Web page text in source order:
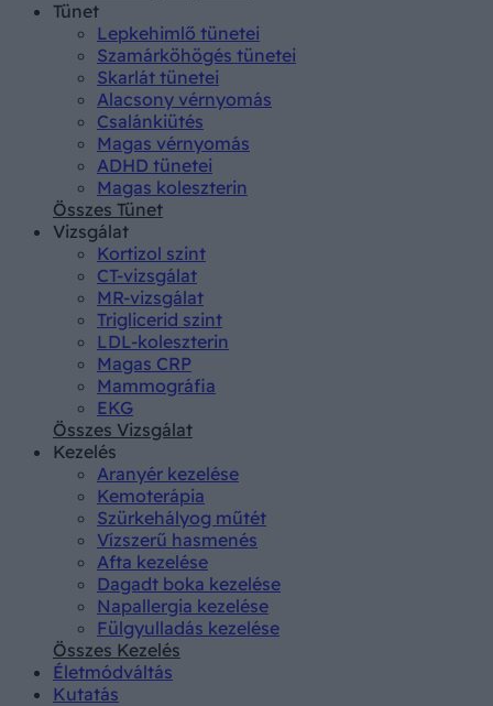
Tünet
Lepkehimlő tünetei
Szamárköhögés tünetei
Skarlát tünetei
Alacsony vérnyomás
Csalánkiütés
Magas vérnyomás
ADHD tünetei
Magas koleszterin
Összes Tünet
Vizsgálat
Kortizol szint
CT-vizsgálat
MR-vizsgálat
Triglicerid szint
LDL-koleszterin
Magas CRP
Mammográfia
EKG
Összes Vizsgálat
Kezelés
Aranyér kezelése
Kemoterápia
Szürkehályog műtét
Vízszerű hasmenés
Afta kezelése
Dagadt boka kezelése
Napallergia kezelése
Fülgyulladás kezelése
Összes Kezelés
Életmódváltás
Kutatás